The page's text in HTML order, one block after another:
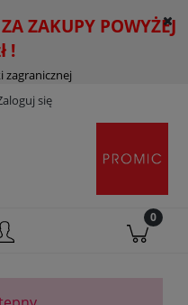
ZAKUPY POWYŻEJ
!
zagranicznej
się